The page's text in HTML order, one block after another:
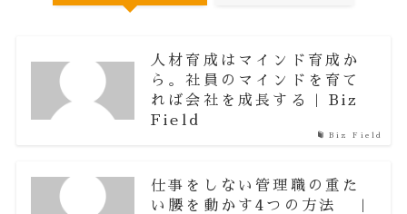
Biz Field
人材育成はマインド育成か
ら。社員のマインドを育て
れば会社を成長する | Biz
Field
仕事をしない管理職の重た
い腰を動かす4つの方法 |